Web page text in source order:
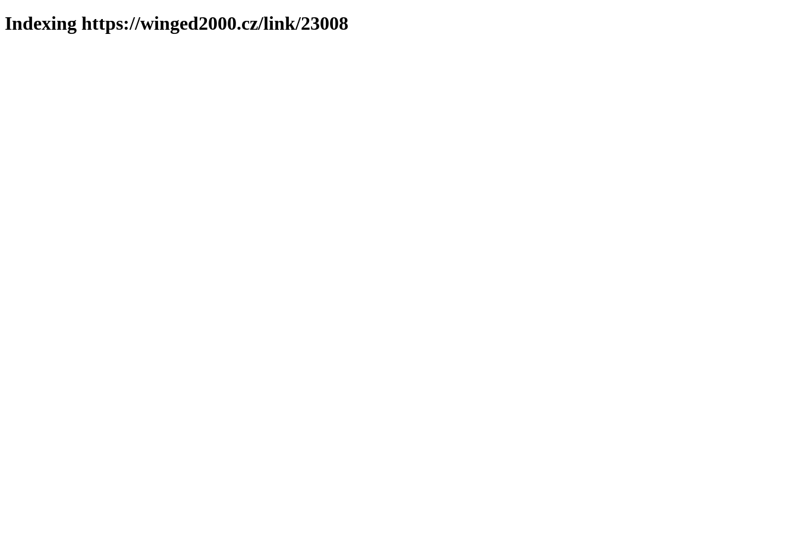
Indexing https://winged2000.cz/link/23008